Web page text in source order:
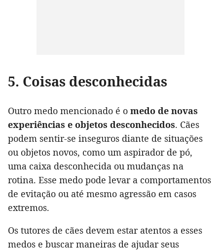
5. Coisas desconhecidas
Outro medo mencionado é o medo de novas
experiências e objetos desconhecidos. Cães
podem sentir-se inseguros diante de situações
ou objetos novos, como um aspirador de pó,
uma caixa desconhecida ou mudanças na
rotina. Esse medo pode levar a comportamentos
de evitação ou até mesmo agressão em casos
extremos.
Os tutores de cães devem estar atentos a esses
medos e buscar maneiras de ajudar seus